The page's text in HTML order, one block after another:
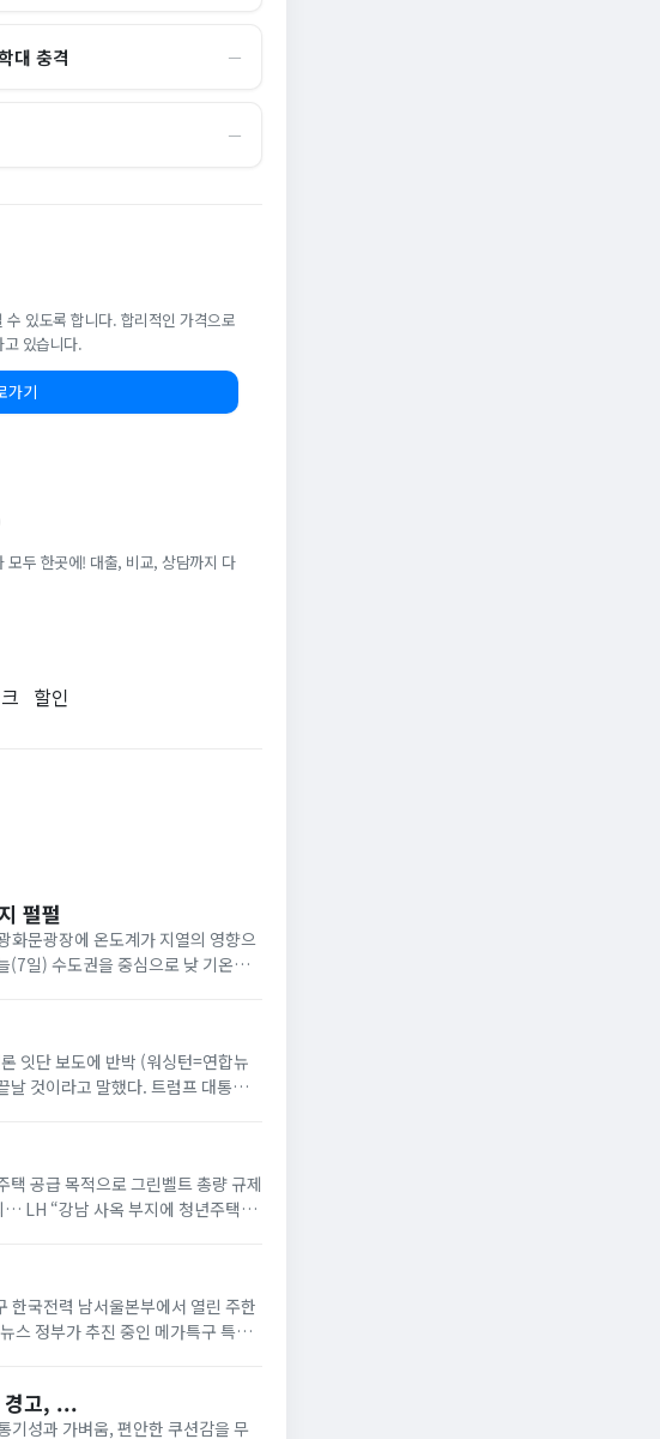
대 충격 ―
―
있도록 합니다. 합리적인 가격으로
있습니다.
가기
모두 한곳에! 대출, 비교, 상담까지 다
할인
펄펄
화문광장에 온도계가 지열의 영향으
(7일) 수도권을 중심으로 낮 기온이
잇단 보도에 반박 (워싱턴=연합뉴
날 것이라고 말했다. 트럼프 대통령
택 공급 목적으로 그린벨트 총량 규제
LH “강남 사옥 부지에 청년주택”
한국전력 남서울본부에서 열린 주한
스 정부가 추진 중인 메가특구 특별
경고, ...
기성과 가벼움, 편안한 쿠션감을 무